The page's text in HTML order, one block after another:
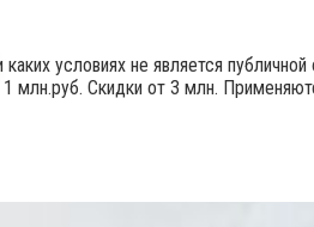
условиях не является
млн.руб. Скидки от 3 млн.